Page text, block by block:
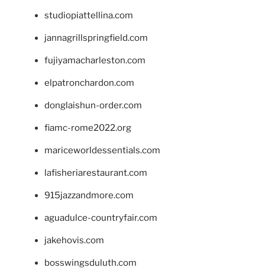
studiopiattellina.com
jannagrillspringfield.com
fujiyamacharleston.com
elpatronchardon.com
donglaishun-order.com
fiamc-rome2022.org
mariceworldessentials.com
lafisheriarestaurant.com
915jazzandmore.com
aguadulce-countryfair.com
jakehovis.com
bosswingsduluth.com